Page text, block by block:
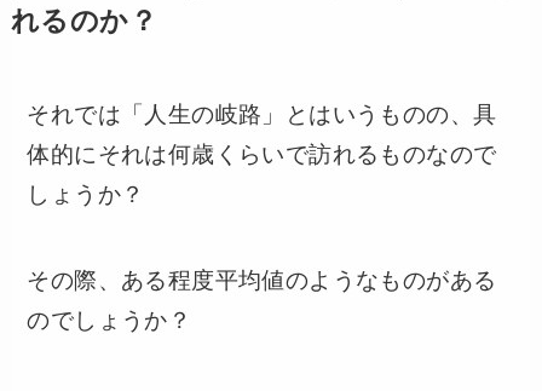
れるのか？
それでは「人生の岐路」とはいうものの、具
体的にそれは何歳くらいで訪れるものなので
しょうか？
その際、ある程度平均値のようなものがある
のでしょうか？